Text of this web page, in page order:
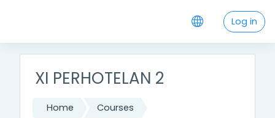
Log in
XI PERHOTELAN 2
Home Courses